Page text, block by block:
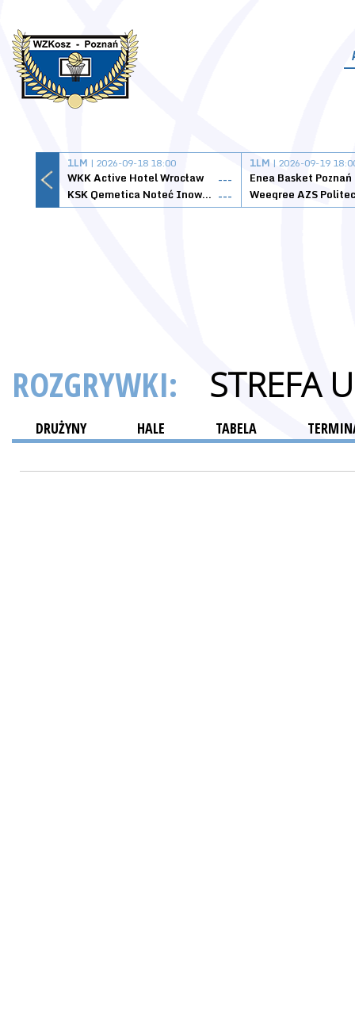
1LM | 2026-09-18 18:00
WKK Active Hotel Wrocław
---
KSK Qemetica Noteć Inowrocław ---
1LM | 2026-09-19
Enea Basket Poznań
ROZGRYWKI: STREFA
DRUŻYNY HALE TABELA